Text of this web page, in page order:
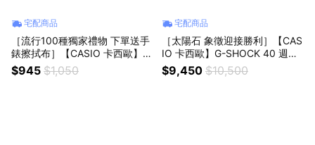
宅配商品
［流行100種獨家禮物 下單送手
錶擦拭布］【CASIO 卡西歐】運
動休閒電子錶-米白x金框 女錶
學生錶 送禮 禮物 推薦 LW-204-
$945 $1,050
宅配商品
［太陽石 象徵迎接勝利］【CAS
IO 卡西歐】G-SHOCK 40 週年
探險家之石系列 太陽石 電子錶
GM-5640GEM-1
$9,450 $10,500